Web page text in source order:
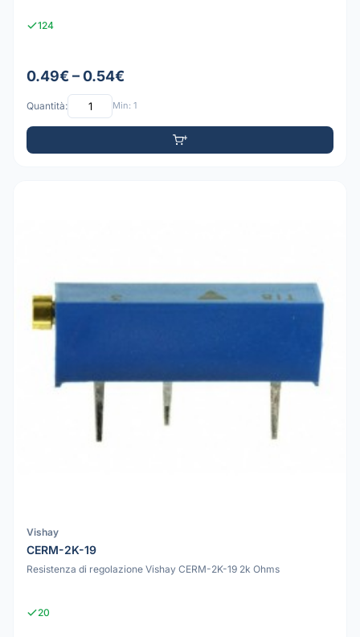
124
0.49€ – 0.54€
Quantità: Min: 1
Vishay
CERM-2K-19
Resistenza di regolazione Vishay CERM-2K-19 2k Ohms
20